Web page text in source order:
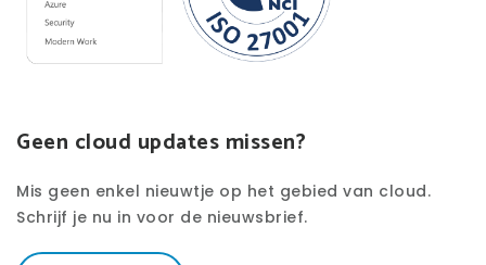
Geen cloud updates missen?
Mis geen enkel nieuwtje op het gebied van cloud.
Schrijf je nu in voor de nieuwsbrief.